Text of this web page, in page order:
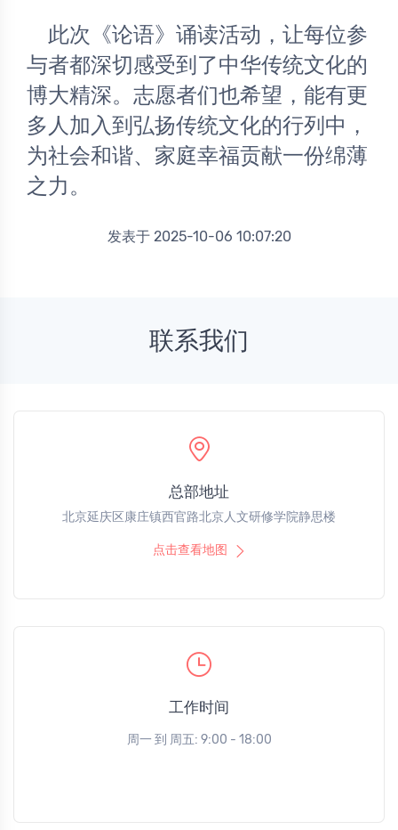
与者都深切感受到了中华传统文化的
博大精深。志愿者们也希望，能有更
多人加入到弘扬传统文化的行列中，
为社会和谐、家庭幸福贡献一份绵薄
之力。
发表于 2025-10-06 10:07:20
联系我们
总部地址
北京延庆区康庄镇西官路北京人文研修学院静思楼
点击查看地图
工作时间
周一 到 周五: 9:00 - 18:00